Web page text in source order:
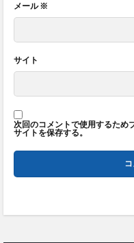
メール※
サイト
次回のコメントで使用するため
サイトを保存する。